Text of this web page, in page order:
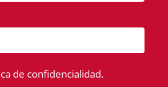
de confidencialidad.